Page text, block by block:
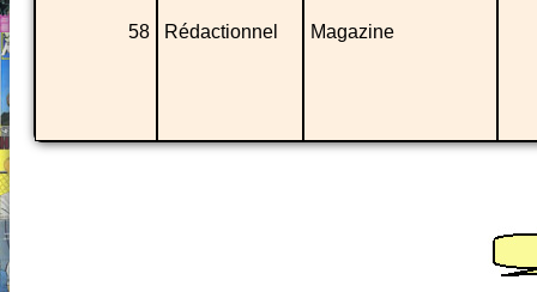
58 Rédactionnel Magazine